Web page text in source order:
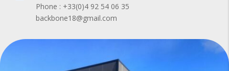
Phone : +33(0)4 92 54 06 35
backbone18@gmail.com